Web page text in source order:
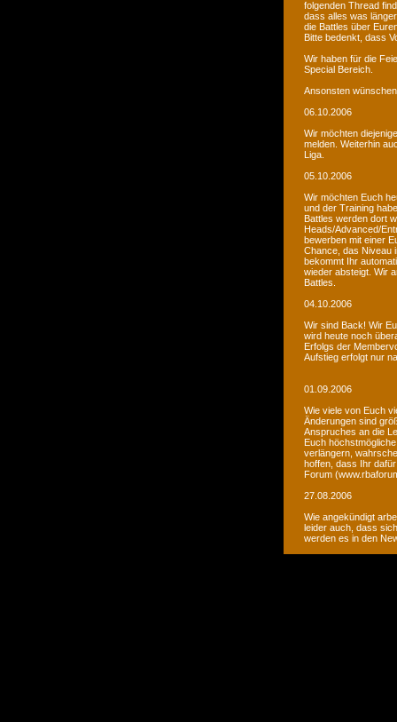
folgenden Thread
dass alles was
die Battles über
Bitte bedenkt, dass
Wir haben für die
Special Bereich.
Ansonsten
06.10.2006
Wir möchten
melden. Weiterhin
Liga.
05.10.2006
Wir möchten Euch
und der Training
Battles werden dort
Heads/Advanced/
bewerben mit einer
Chance, das Niveau
bekommt Ihr
wieder absteigt. Wir
Battles.
04.10.2006
Wir sind Back! Wir
wird heute noch
Erfolgs der
Aufstieg erfolgt nur
01.09.2006
Wie viele von Euch
Änderungen sind
Anspruches an die
Euch
verlängern,
hoffen, dass Ihr
Forum
27.08.2006
Wie angekündigt
leider auch, dass
werden es in den